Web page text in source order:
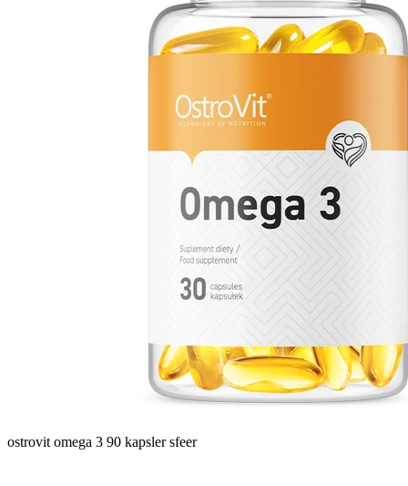
ostrovit omega 3 90 kapsler sfeer